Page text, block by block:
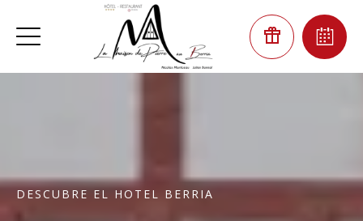
DESCUBRE EL HOTEL BERRIA